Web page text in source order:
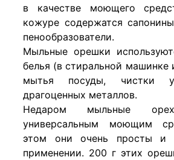
в качестве моющего
кожуре содержатся
пенообразователи.
Мыльные орешки
белья (в стиральной машинке
мытья посуды, чистки
драгоценных металлов.
Недаром мыльные
универсальным моющим
этом они очень просты и
применении. 200 г этих